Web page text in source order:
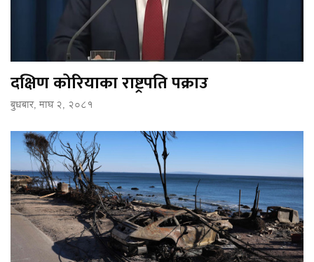
दक्षिण कोरियाका राष्ट्रपति पक्राउ
बुधबार, माघ २, २०८१